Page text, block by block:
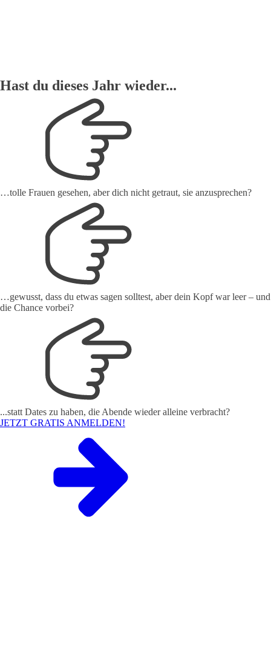
Hast du dieses Jahr wieder...
…tolle Frauen gesehen, aber dich nicht getraut, sie anzusprechen?
…gewusst, dass du etwas sagen solltest, aber dein Kopf war leer – und
die Chance vorbei?
...statt Dates zu haben, die Abende wieder alleine verbracht?
JETZT GRATIS ANMELDEN!